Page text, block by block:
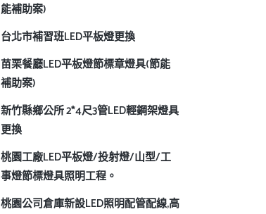
能補助案)
台北市補習班LED平板燈更換
苗栗餐廳LED平板燈節標章燈具(節能
補助案)
新竹縣鄉公所 2*4尺3管LED輕鋼架燈具
更換
桃園工廠LED平板燈/投射燈/山型/工
事燈節標燈具照明工程。
桃園公司倉庫新設LED照明配管配線,高